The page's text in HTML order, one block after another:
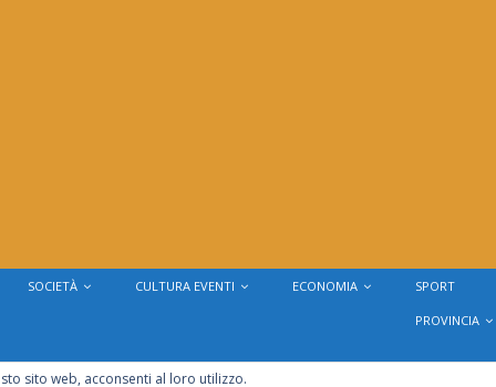
SOCIETÀ CULTURA EVENTI ECONOMIA SPORT
PROVINCIA
sito web, acconsenti al loro utilizzo.